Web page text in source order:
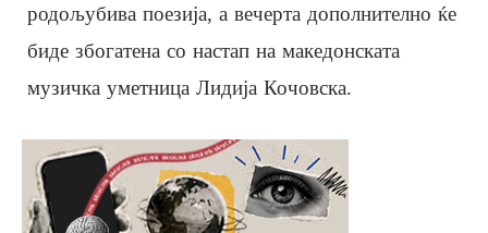
родољубива поезија, а вечерта дополнително ќе
биде збогатена со настап на македонската
музичка уметница Лидија Кочовска.